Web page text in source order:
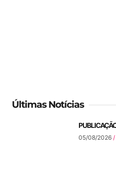
Últimas Notícias
05/08/2026